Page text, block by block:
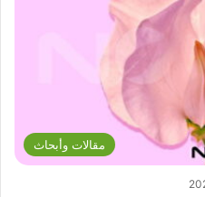
مقالات وأبحاث